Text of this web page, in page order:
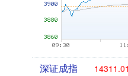
深证成指 14311.01